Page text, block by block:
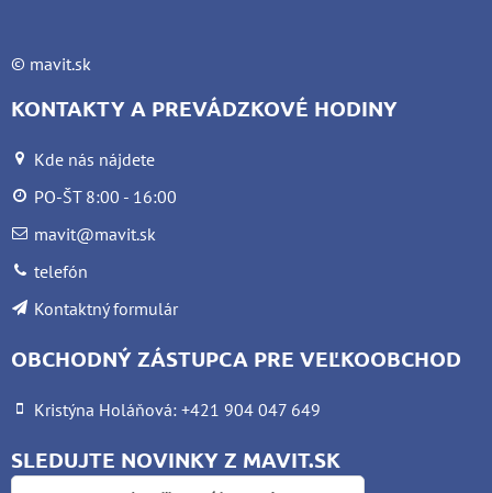
© mavit.sk
KONTAKTY A PREVÁDZKOVÉ HODINY
Kde nás nájdete
PO-ŠT 8:00 - 16:00
mavit@mavit.sk
telefón
Kontaktný formulár
OBCHODNÝ ZÁSTUPCA PRE VEĽKOOBCHOD
Kristýna Holáňová: +421 904 047 649
SLEDUJTE NOVINKY Z MAVIT.SK